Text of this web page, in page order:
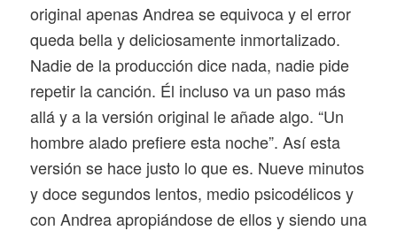
original apenas Andrea se equivoca y el error
queda bella y deliciosamente inmortalizado.
Nadie de la producción dice nada, nadie pide
repetir la canción. Él incluso va un paso más
allá y a la versión original le añade algo. “Un
hombre alado prefiere esta noche”. Así esta
versión se hace justo lo que es. Nueve minutos
y doce segundos lentos, medio psicodélicos y
con Andrea apropiándose de ellos y siendo una